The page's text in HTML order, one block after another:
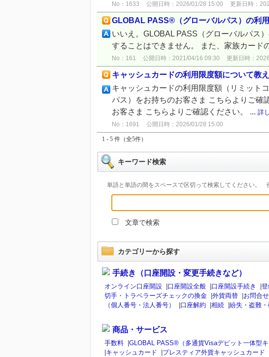
No：1633 公開日時：2026/01/28 15:00 更新日時：
GLOBAL PASS®（グローバルパス）の利
いいえ。GLOBAL PASS（グローバルパス
することはできません。 また、家族カード
No：161 公開日時：2021/04/16 09:30 更新日時：
キャッシュカードの利用限度額について教え
キャッシュカードの利用限度額（リミット
パス）をお持ちのお客さま こちらよりご確
お客さま こちらよりご確認ください。 ... 詳
No：1691 公開日時：2026/01/28 15:00
1 - 5 件（全5件）
キーワード検索
単語と単語の間をスペースで区切って検索してください。
文章で検索
カテゴリーから探す
手続き（口座開設・変更手続きなど）
オンライン口座開設 口座開設全般 口座開設手続き
切手・トラベラーズチェックの換金
外貨両替 お問合せ
（個人番号・法人番号）
口座解約 相続 紛失・盗難・
商品・サービス
手数料
GLOBAL PASS®（多通貨Visaデビット一体型キ
キャッシュカード プレスティア外貨キャッシュカード